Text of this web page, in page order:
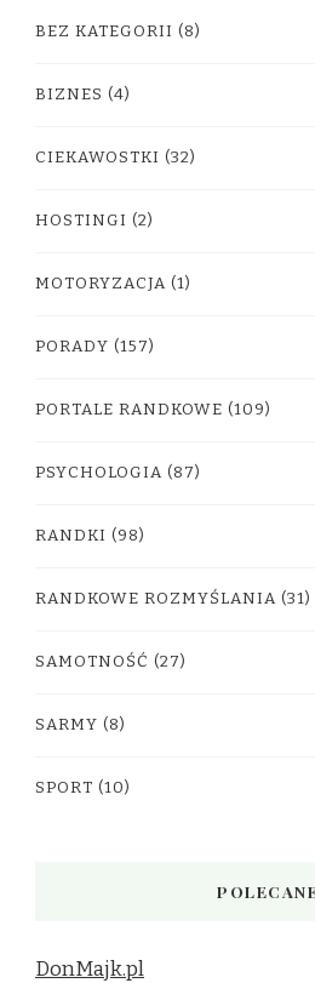
BEZ KATEGORII (8)
BIZNES (4)
CIEKAWOSTKI (32)
HOSTINGI (2)
MOTORYZACJA (1)
PORADY (157)
PORTALE RANDKOWE (109)
PSYCHOLOGIA (87)
RANDKI (98)
RANDKOWE ROZMYŚLANIA (31)
SAMOTNOŚĆ (27)
SARMY (8)
SPORT (10)
DonMajk.pl